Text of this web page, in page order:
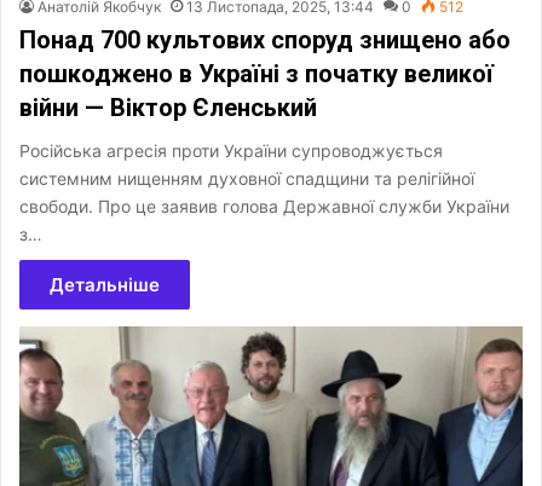
Анатолій Якобчук 13 Листопада, 2025, 13:44 0 512
Понад 700 культових споруд знищено або
пошкоджено в Україні з початку великої
війни — Віктор Єленський
Російська агресія проти України супроводжується
системним нищенням духовної спадщини та релігійної
свободи. Про це заявив голова Державної служби України
з…
Детальніше